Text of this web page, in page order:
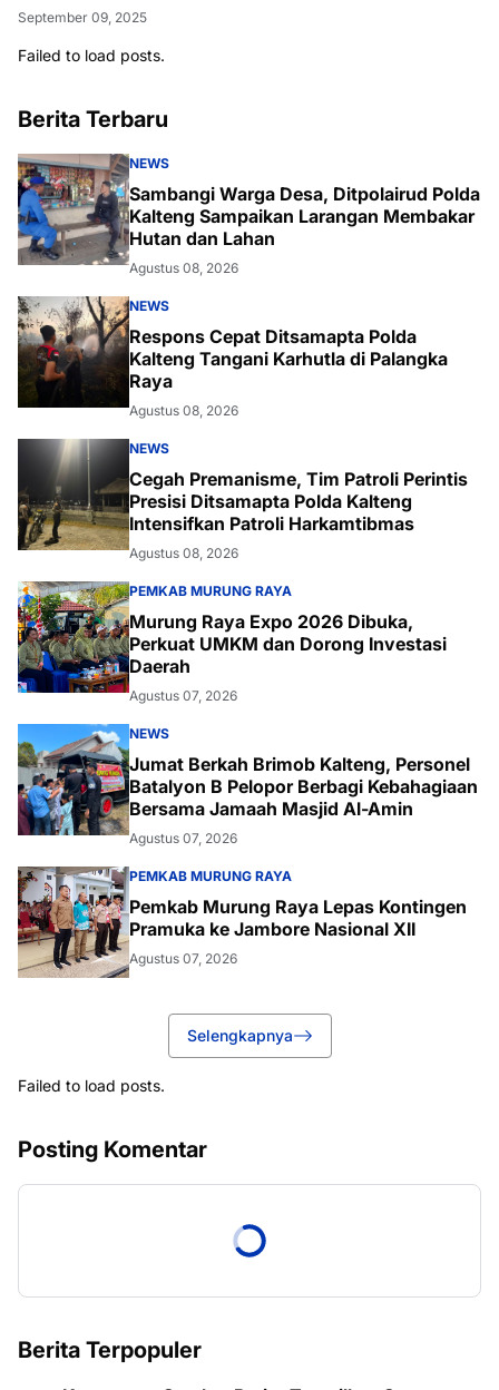
September 09, 2025
Failed to load posts.
Berita Terbaru
NEWS
Sambangi Warga Desa, Ditpolairud Polda
Kalteng Sampaikan Larangan Membakar
Hutan dan Lahan
Agustus 08, 2026
NEWS
Respons Cepat Ditsamapta Polda
Kalteng Tangani Karhutla di Palangka
Raya
Agustus 08, 2026
NEWS
Cegah Premanisme, Tim Patroli Perintis
Presisi Ditsamapta Polda Kalteng
Intensifkan Patroli Harkamtibmas
Agustus 08, 2026
PEMKAB MURUNG RAYA
Murung Raya Expo 2026 Dibuka,
Perkuat UMKM dan Dorong Investasi
Daerah
Agustus 07, 2026
NEWS
Jumat Berkah Brimob Kalteng, Personel
Batalyon B Pelopor Berbagi Kebahagiaan
Bersama Jamaah Masjid Al-Amin
Agustus 07, 2026
PEMKAB MURUNG RAYA
Pemkab Murung Raya Lepas Kontingen
Pramuka ke Jambore Nasional XII
Agustus 07, 2026
Selengkapnya
Failed to load posts.
Posting Komentar
Berita Terpopuler